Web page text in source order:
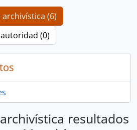
(6)
(0)
resultados